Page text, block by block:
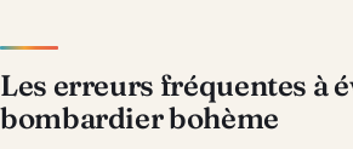
Les erreurs fréquentes à
bombardier bohème